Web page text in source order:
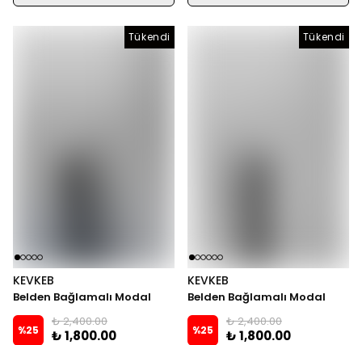
Tükendi Tükendi
KEVKEB
Belden Bağlamalı Modal
Takım - LNDİGO
%25
₺ 2,400.00
₺ 1,800.00
Tükendi
KEVKEB
Belden Bağlamalı Modal
Takım - Bordo
%25
₺ 2,400.00
₺ 1,800.00